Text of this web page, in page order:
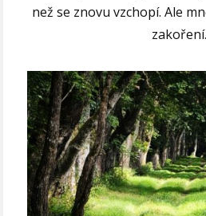
než se znovu vzchopí. Ale
zakoření.